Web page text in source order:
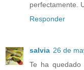
perfectamente.
Responder
salvia 26 de
Te ha